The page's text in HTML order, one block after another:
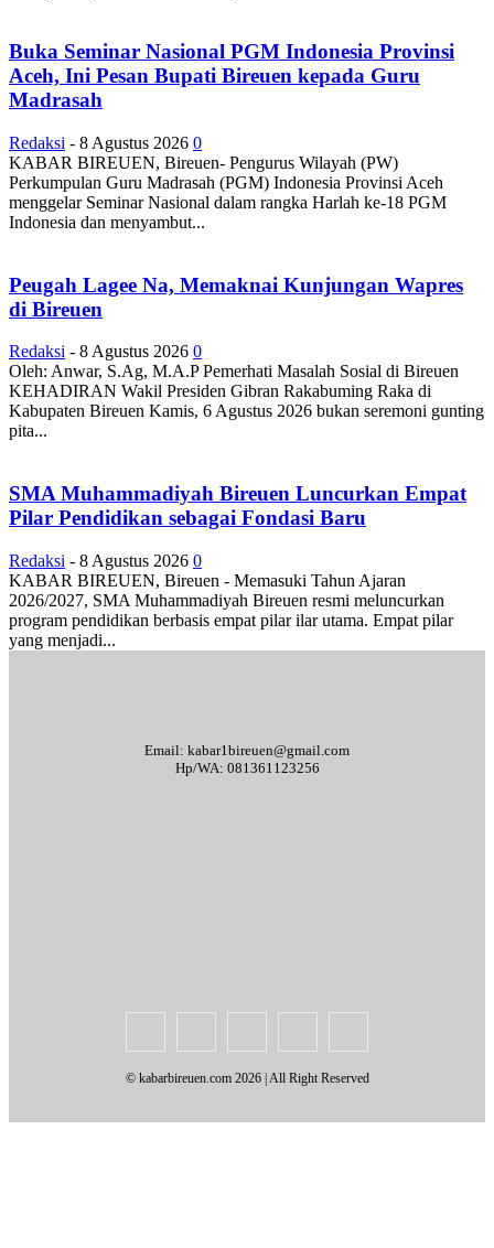
Buka Seminar Nasional PGM Indonesia Provinsi
Aceh, Ini Pesan Bupati Bireuen kepada Guru
Madrasah
Redaksi - 8 Agustus 2026 0
KABAR BIREUEN, Bireuen- Pengurus Wilayah (PW)
Perkumpulan Guru Madrasah (PGM) Indonesia Provinsi Aceh
menggelar Seminar Nasional dalam rangka Harlah ke-18 PGM
Indonesia dan menyambut...
Peugah Lagee Na, Memaknai Kunjungan Wapres
di Bireuen
Redaksi - 8 Agustus 2026 0
Oleh: Anwar, S.Ag, M.A.P Pemerhati Masalah Sosial di Bireuen
KEHADIRAN Wakil Presiden Gibran Rakabuming Raka di
Kabupaten Bireuen Kamis, 6 Agustus 2026 bukan seremoni gunting
pita...
SMA Muhammadiyah Bireuen Luncurkan Empat
Pilar Pendidikan sebagai Fondasi Baru
Redaksi - 8 Agustus 2026 0
KABAR BIREUEN, Bireuen - Memasuki Tahun Ajaran
2026/2027, SMA Muhammadiyah Bireuen resmi meluncurkan
program pendidikan berbasis empat pilar ilar utama. Empat pilar
yang menjadi...
Email: kabar1bireuen@gmail.com
Hp/WA: 081361123256
© kabarbireuen.com 2026 | All Right Reserved